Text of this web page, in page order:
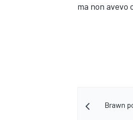
ma non avevo
Brawn